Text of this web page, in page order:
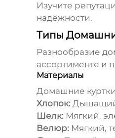
Изучите
надежности.
Типы
Разнообразие
ассортименте и
Материалы
Домашние куртки
Хлопок:
Шелк:Мягкий,
Велюр:Мягкий,